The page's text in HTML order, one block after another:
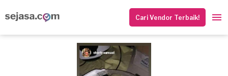
Cari Vendor Terbaik!